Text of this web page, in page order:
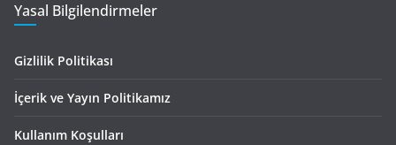
Yasal Bilgilendirmeler
Gizlilik Politikası
İçerik ve Yayın Politikamız
Kullanım Koşulları